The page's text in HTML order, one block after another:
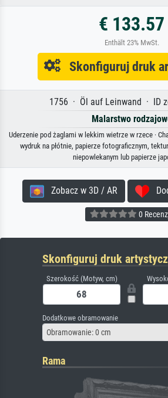
€ 133.57
Enthält 23% MwSt.
Skonfiguruj druk
1756 · Öl auf Leinwand · ID
Malarstwo
Uderzenie pod żaglami w lekkim wietrze w rzece ·
wydruk na płótnie, papierze fotograficznym,
niepowlekanym lub papierze
Zobacz w 3D / AR
0
Skonfiguruj druk
Szerokość (Motyw, cm)
Dodatkowe obramowanie
Obramowanie: 0 cm
Rama